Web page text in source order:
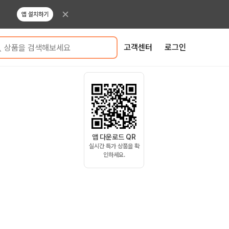
앱 설치하기
상품을 검색해보세요 고객센터 로그인
앱 다운로드 QR
실시간 특가 상품을 확
인하세요.